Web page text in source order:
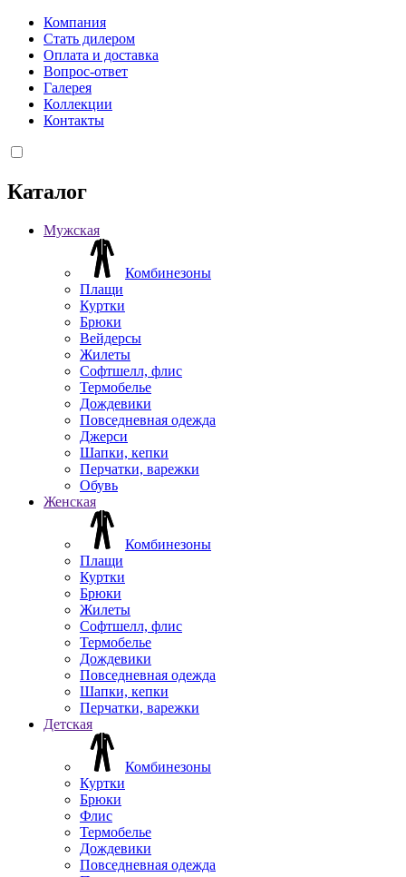
Компания
Стать дилером
Оплата и доставка
Вопрос-ответ
Галерея
Коллекции
Контакты
Каталог
Мужская
Комбинезоны
Плащи
Куртки
Брюки
Вейдерсы
Жилеты
Софтшелл, флис
Термобелье
Дождевики
Повседневная одежда
Джерси
Шапки, кепки
Перчатки, варежки
Обувь
Женская
Комбинезоны
Плащи
Куртки
Брюки
Жилеты
Софтшелл, флис
Термобелье
Дождевики
Повседневная одежда
Шапки, кепки
Перчатки, варежки
Детская
Комбинезоны
Куртки
Брюки
Флис
Термобелье
Дождевики
Повседневная одежда